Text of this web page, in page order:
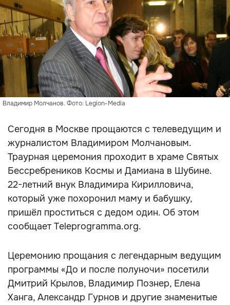
Владимир Молчанов. Фото: Legion-Media
Сегодня в Москве прощаются с телеведущим и
журналистом Владимиром Молчановым.
Траурная церемония проходит в храме Святых
Бессребреников Космы и Дамиана в Шубине.
22-летний внук Владимира Кирилловича,
который уже похоронил маму и бабушку,
пришёл проститься с дедом один. Об этом
сообщает Teleprogramma.org.
Церемонию прощания с легендарным ведущим
программы «До и после полуночи» посетили
Дмитрий Крылов, Владимир Познер, Елена
Ханга, Александр Гурнов и другие знаменитые